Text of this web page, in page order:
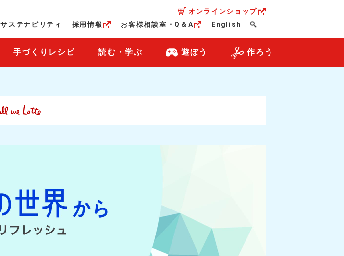
オンラインショップ
サステナビリティ 採用情報 お客様相談室・Q＆A English
手づくりレシピ 読む・学ぶ 遊ぼう 作ろう